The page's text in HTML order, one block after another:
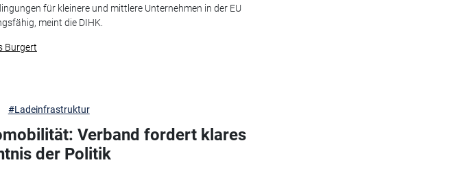
für kleinere und mittlere Unternehmen in der EU
meint die DIHK.
Burgert
#Ladeinfrastruktur
Verband fordert klares
der Politik